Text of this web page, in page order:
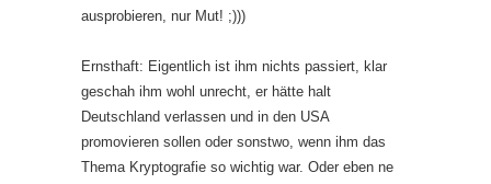
ausprobieren, nur Mut! ;)))
Ernsthaft: Eigentlich ist ihm nichts passiert, klar
geschah ihm wohl unrecht, er hätte halt
Deutschland verlassen und in den USA
promovieren sollen oder sonstwo, wenn ihm das
Thema Kryptografie so wichtig war. Oder eben ne